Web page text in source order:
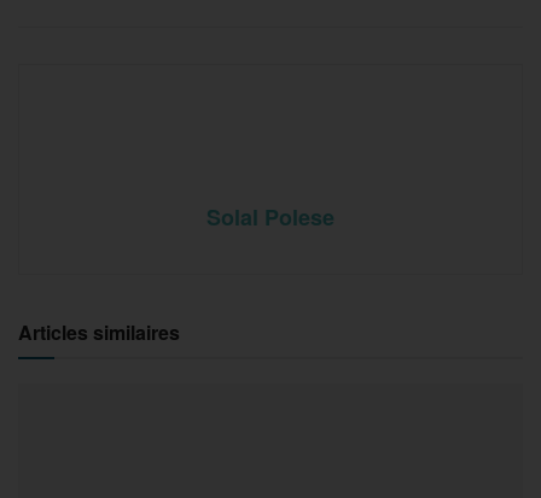
Solal Polese
Articles similaires